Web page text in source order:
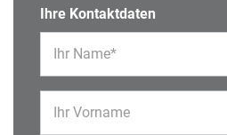
Ihre Kontaktdaten
Ihr Name*
Ihr Vorname